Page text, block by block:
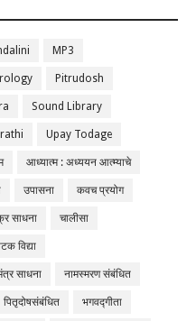
MP3
Pitrudosh
Sound Library
Upay Todage
आध्यात्म : अध्ययन आत्म्याचे
उपासना कवच प्रयोग
साधना चालीसा
विद्या
साधना नामस्मरण संबंधित
पितृदोषसंबंधित भगवद्गीता